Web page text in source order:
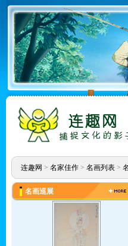
连趣网 > 名家佳作> 名画列表>
名画巡展